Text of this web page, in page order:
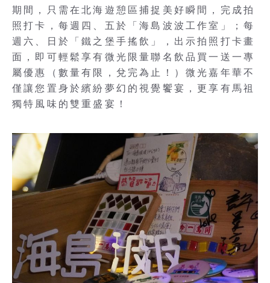
期間，只需在北海遊憩區捕捉美好瞬間，完成拍
照打卡，每週四、五於「海島波波工作室」；每
週六、日於「鐵之堡手搖飲」，出示拍照打卡畫
面，即可輕鬆享有微光限量聯名飲品買一送一專
屬優惠（數量有限，兌完為止！）微光嘉年華不
僅讓您置身於繽紛夢幻的視覺饗宴，更享有馬祖
獨特風味的雙重盛宴！